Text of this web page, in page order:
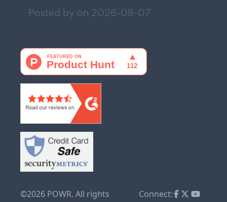
Posted by on 2026-08-07
©2026 POWR. All rights
Connect: